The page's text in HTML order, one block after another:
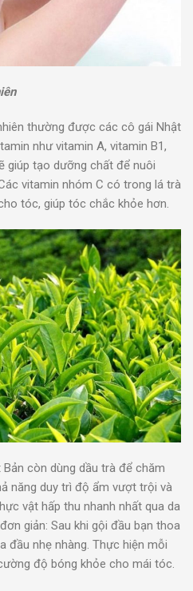
thường được các cô gái Nhật
như vitamin A, vitamin B1,
giúp tạo dưỡng chất để nuôi
vitamin nhóm C có trong lá trà
tóc, giúp tóc chắc khỏe hơn.
còn dùng dầu trà để chăm
năng duy trì độ ẩm vượt trội và
vật hấp thu nhanh nhất qua da
giản: Sau khi gội đầu bạn thoa
đầu nhẹ nhàng. Thực hiện mỗi
độ bóng khỏe cho mái tóc.